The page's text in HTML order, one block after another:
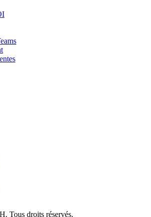
Tous droits réservés.